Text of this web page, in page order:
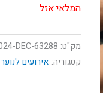
המלאי אזל
מק"ט: 63288-N-IHUD-2024-DEC
קטגוריה: אירועים לנוער